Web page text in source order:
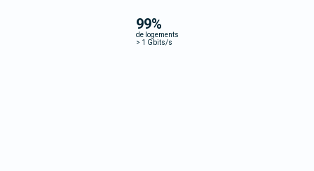
99%
de logements
> 1 Gbits/s